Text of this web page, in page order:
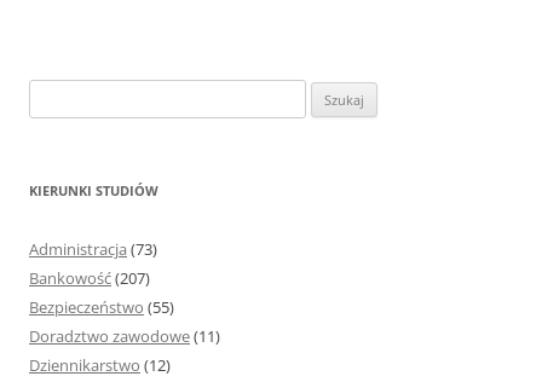
z
KIERUNKI STUDIÓW
Administracja (73)
Bankowość(207)
Bezpieczeństwo (55)
Doradztwo zawodowe(11)
Dziennikarstwo (12)